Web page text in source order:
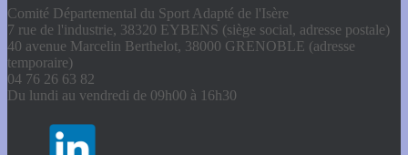
Comité Départemental du Sport Adapté de l'Isère
7 rue de l'industrie, 38320 EYBENS (siège social, adresse postale)
40 avenue Marcelin Berthelot, 38000 GRENOBLE (adresse
temporaire)
04 76 26 63 82
Du lundi au vendredi de 09h00 à 16h30